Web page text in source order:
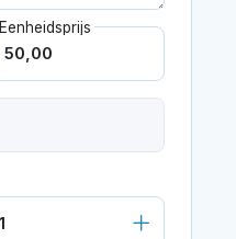
Eenheidsprijs